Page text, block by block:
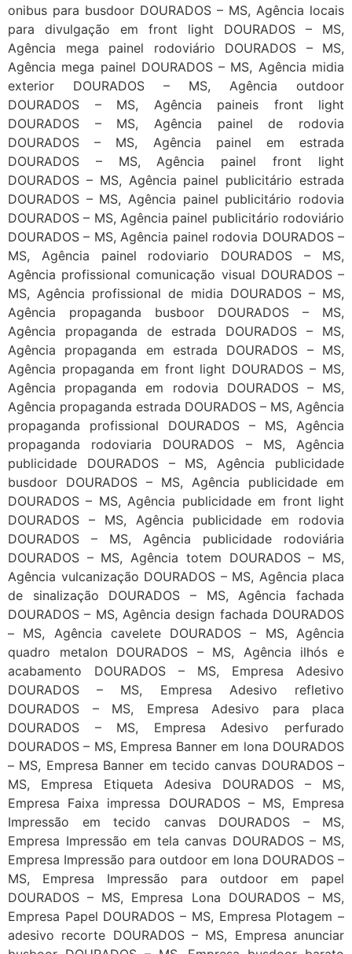
onibus para busdoor DOURADOS – MS, Agência locais
para divulgação em front light DOURADOS – MS,
Agência mega painel rodoviário DOURADOS – MS,
Agência mega painel DOURADOS – MS, Agência midia
exterior DOURADOS – MS, Agência outdoor
DOURADOS – MS, Agência paineis front light
DOURADOS – MS, Agência painel de rodovia
DOURADOS – MS, Agência painel em estrada
DOURADOS – MS, Agência painel front light
DOURADOS – MS, Agência painel publicitário estrada
DOURADOS – MS, Agência painel publicitário rodovia
DOURADOS – MS, Agência painel publicitário rodoviário
DOURADOS – MS, Agência painel rodovia DOURADOS –
MS, Agência painel rodoviario DOURADOS – MS,
Agência profissional comunicação visual DOURADOS –
MS, Agência profissional de midia DOURADOS – MS,
Agência propaganda busboor DOURADOS – MS,
Agência propaganda de estrada DOURADOS – MS,
Agência propaganda em estrada DOURADOS – MS,
Agência propaganda em front light DOURADOS – MS,
Agência propaganda em rodovia DOURADOS – MS,
Agência propaganda estrada DOURADOS – MS, Agência
propaganda profissional DOURADOS – MS, Agência
propaganda rodoviaria DOURADOS – MS, Agência
publicidade DOURADOS – MS, Agência publicidade
busdoor DOURADOS – MS, Agência publicidade em
DOURADOS – MS, Agência publicidade em front light
DOURADOS – MS, Agência publicidade em rodovia
DOURADOS – MS, Agência publicidade rodoviária
DOURADOS – MS, Agência totem DOURADOS – MS,
Agência vulcanização DOURADOS – MS, Agência placa
de sinalização DOURADOS – MS, Agência fachada
DOURADOS – MS, Agência design fachada DOURADOS
– MS, Agência cavelete DOURADOS – MS, Agência
quadro metalon DOURADOS – MS, Agência ilhós e
acabamento DOURADOS – MS, Empresa Adesivo
DOURADOS – MS, Empresa Adesivo refletivo
DOURADOS – MS, Empresa Adesivo para placa
DOURADOS – MS, Empresa Adesivo perfurado
DOURADOS – MS, Empresa Banner em lona DOURADOS
– MS, Empresa Banner em tecido canvas DOURADOS –
MS, Empresa Etiqueta Adesiva DOURADOS – MS,
Empresa Faixa impressa DOURADOS – MS, Empresa
Impressão em tecido canvas DOURADOS – MS,
Empresa Impressão em tela canvas DOURADOS – MS,
Empresa Impressão para outdoor em lona DOURADOS –
MS, Empresa Impressão para outdoor em papel
DOURADOS – MS, Empresa Lona DOURADOS – MS,
Empresa Papel DOURADOS – MS, Empresa Plotagem –
adesivo recorte DOURADOS – MS, Empresa anunciar